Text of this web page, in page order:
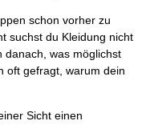
schon vorher zu
suchst du Kleidung nicht
danach, was möglichst
oft gefragt, warum dein
Sicht einen